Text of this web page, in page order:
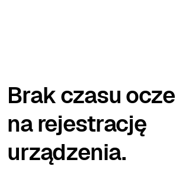
Brak czasu
na rejestrację
urządzenia.